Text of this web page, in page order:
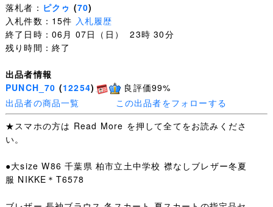
落札者： ピクゥ (70)
入札件数：15件 入札履歴
終了日時：06月 07日（日） 23時 30分
残り時間：終了
出品者情報
PUNCH_70 (12254)
良評価99%
出品者の商品一覧
この出品者をフォローする
★スマホの方は Read More を押して全てをお読みくださ
い。
●大size W86 千葉県 柏市立土中学校 襟なしブレザー冬夏
服 NIKKE＊T6578